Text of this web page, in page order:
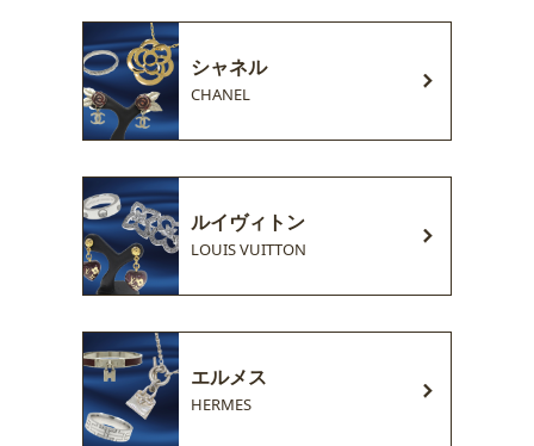
シャネル
CHANEL
ルイヴィトン
LOUIS VUITTON
エルメス
HERMES